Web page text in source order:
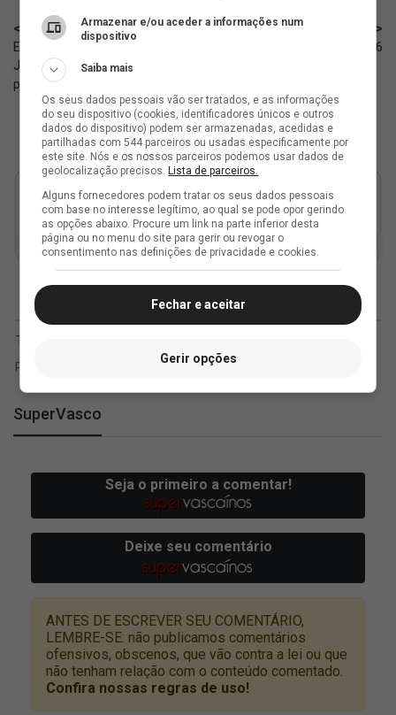
< Anterior
Expectativa é que o Tribunal de
Justiça analise o recurso nos
próximos dias
Próximo >
Retrospecto do Vasco em 30/06
SuperVasco
Armazenar e/ou aceder a informações num
dispositivo
Saiba mais
Os seus dados pessoais vão ser tratados, e as informações
do seu dispositivo (cookies, identificadores únicos e outros
dados do dispositivo) podem ser armazenadas, acedidas e
partilhadas com 544 parceiros ou usadas especificamente por
este site. Nós e os nossos parceiros podemos usar dados de
geolocalização precisos. Lista de parceiros.
Alguns fornecedores podem tratar os seus dados pessoais
com base no interesse legítimo, ao qual se pode opor gerindo
as opções abaixo. Procure um link na parte inferior desta
página ou no menu do site para gerir ou revogar o
consentimento nas definições de privacidade e cookies.
Fechar e aceitar
Gerir opções